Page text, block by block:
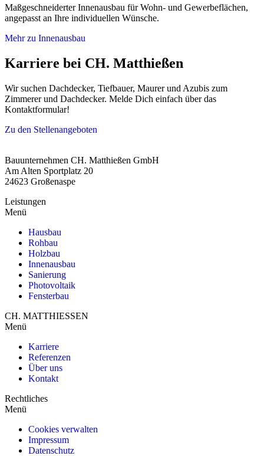
Maßgeschneiderter Innenausbau für Wohn- und Gewerbeflächen,
angepasst an Ihre individuellen Wünsche.
Mehr zu Innenausbau
Karriere bei CH. Matthießen
Wir suchen Dachdecker, Tiefbauer, Maurer und Azubis zum
Zimmerer und Dachdecker. Melde Dich einfach über das
Kontaktformular!
Zu den Stellenangeboten
Bauunternehmen CH. Matthießen GmbH
Am Alten Sportplatz 20
24623 Großenaspe
Leistungen
Menü
Hausbau
Rohbau
Holzbau
Innenausbau
Sanierung
Photovoltaik
Fensterbau
CH. MATTHIESSEN
Menü
Karriere
Referenzen
Über uns
Kontakt
Rechtliches
Menü
Cookies verwalten
Impressum
Datenschutz